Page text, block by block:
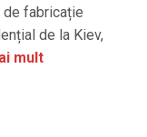
fabricație
de la Kiev,
mult